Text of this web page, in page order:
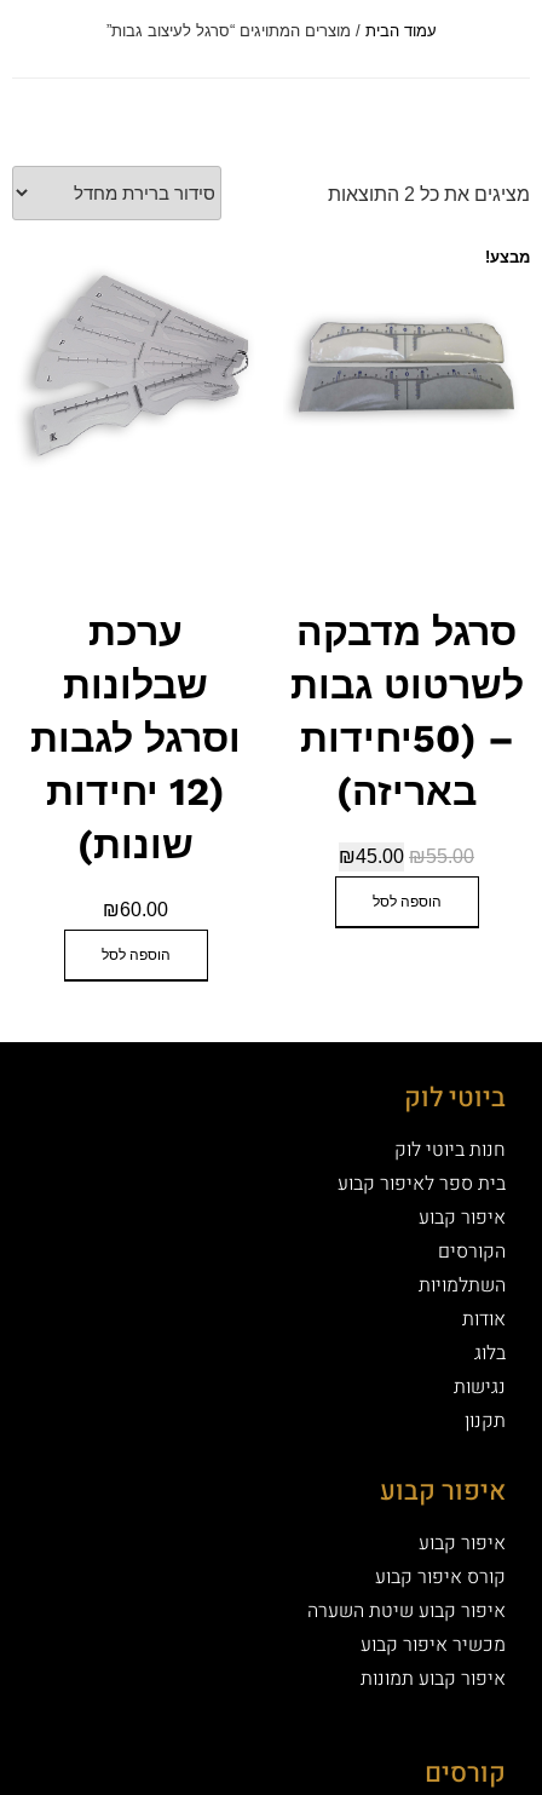
סמן קישורים
עמוד הבית / מוצרים המתויגים “סרגל לעיצוב גבות”
מציגים את כל ⁦2⁩ התוצאות
מבצע!
סרגל מדבקה
לשרטוט גבות
– (50יחידות
באריזה)
₪55.00
₪45.00
הוספה לסל
ערכת
שבלונות
וסרגל לגבות
(12 יחידות
שונות)
₪60.00
הוספה לסל
ביוטי לוק
חנות ביוטי לוק
בית ספר לאיפור קבוע
איפור קבוע
הקורסים
השתלמויות
אודות
בלוג
נגישות
תקנון
איפור קבוע
איפור קבוע
קורס איפור קבוע
איפור קבוע שיטת השערה
מכשיר איפור קבוע
איפור קבוע תמונות
קורסים